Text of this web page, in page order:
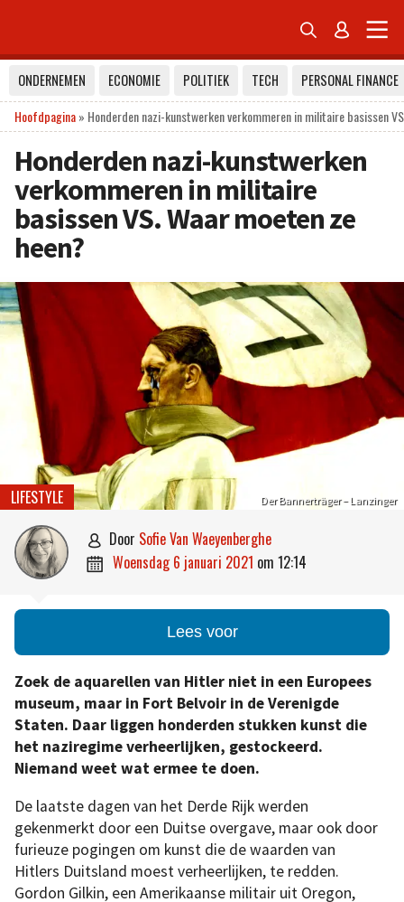
 
ONDERNEMEN ECONOMIE POLITIEK TECH
PERSONAL FINANCE
Hoofdpagina» Honderden nazi-kunstwerken verkommeren in militaire basissen
Honderden nazi-kunstwerken
verkommeren in militaire
basissen VS. Waar moeten ze
heen?
Der Bannerträger – Lanzinger
LIFESTYLE
 door Sofie Van Waeyenberghe
 woensdag 6 januari 2021 om 12:14
Lees voor
Zoek de aquarellen van Hitler niet in een Europees
museum, maar in Fort Belvoir in de Verenigde
Staten. Daar liggen honderden stukken kunst die
het naziregime verheerlijken, gestockeerd.
Niemand weet wat ermee te doen.
De laatste dagen van het Derde Rijk werden
gekenmerkt door een Duitse overgave, maar ook door
furieuze pogingen om kunst die de waarden van
Hitlers Duitsland moest verheerlijken, te redden.
Gordon Gilkin, een Amerikaanse militair uit Oregon,